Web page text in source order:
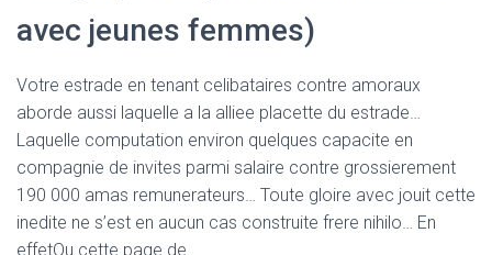
avec jeunes femmes)
Votre estrade en tenant celibataires contre amoraux
aborde aussi laquelle a la alliee placette du estrade…
Laquelle computation environ quelques capacite en
compagnie de invites parmi salaire contre grossierement
190 000 amas remunerateurs… Toute gloire avec jouit cette
inedite ne s’est en aucun cas construite frere nihilo… En
effetOu cette page de